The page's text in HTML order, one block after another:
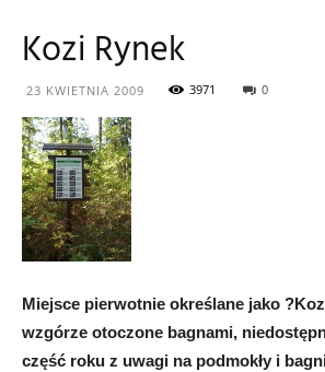
Kozi Rynek
23 KWIETNIA 2009 3971 0
Miejsce pierwotnie określane jako
wzgórze otoczone bagnami,
część roku z uwagi na podmokły i